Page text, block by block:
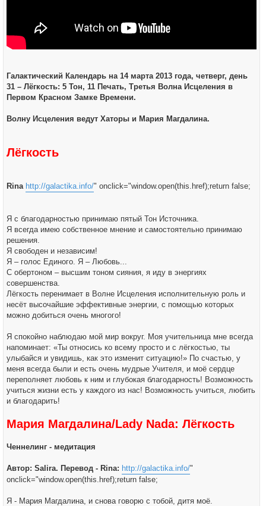
Галактический Календарь на 14 марта 2013 года, четверг, день
31 – Лёгкость: 5 Тон, 11 Печать, Третья Волна Исцеления в
Первом Красном Замке Времени.
Волну Исцеления ведут Хаторы и Мария Магдалина.
Лёгкость
Rina http://galactika.info/" onclick="window.open(this.href);return false;
Я с благодарностью принимаю пятый Тон Источника.
Я всегда имею собственное мнение и самостоятельно принимаю
решения.
Я свободен и независим!
Я – голос Единого. Я – Любовь...
С обертоном – высшим тоном сияния, я иду в энергиях
совершенства.
Лёгкость перенимает в Волне Исцеления исполнительную роль и
несёт высочайшие эффективные энергии, с помощью которых
можно добиться очень многого!
Я спокойно наблюдаю мой мир вокруг. Моя учительница мне всегда
напоминает: «Ты относись ко всему просто и с лёгкостью, ты
улыбайся и увидишь, как это изменит ситуацию!» По счастью, у
меня всегда были и есть очень мудрые Учителя, и моё сердце
переполняет любовь к ним и глубокая благодарность! Возможность
учиться жизни есть у каждого из нас! Возможность учиться, любить
и благодарить!
Мария Магдалина/Lady Nada: Лёгкость
Ченнелинг - медитация
Автор: Salira. Перевод - Rina: http://galactika.info/"
onclick="window.open(this.href);return false;
Я - Мария Магдалина, и снова говорю с тобой, дитя моё.